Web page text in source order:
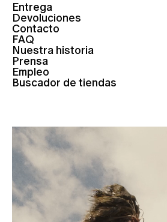
Entrega
Devoluciones
Contacto
FAQ
Nuestra historia
Prensa
Empleo
Buscador de tiendas